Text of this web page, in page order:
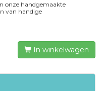
onze handgemaakte
van handige
In winkelwagen